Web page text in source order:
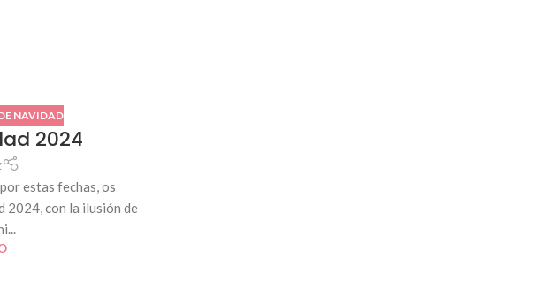
NAVIDAD
2024
estas fechas, os
2024, con la ilusión de